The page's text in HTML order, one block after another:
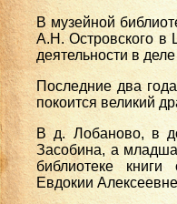
В музейной
А.Н. Островского в
деятельности в
Последние два
покоится великий
В д. Лобаново, в
Засобина, а
библиотеке
Евдокии